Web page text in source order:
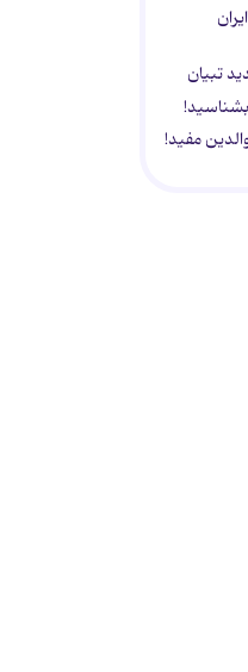
تبیان
بشناسید!
مفید!